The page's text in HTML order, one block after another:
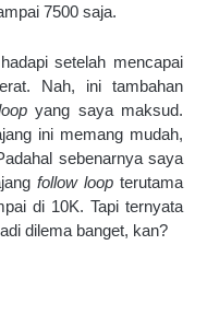
7500 saja.
setelah mencapai
Nah, ini tambahan
yang saya maksud.
ini memang mudah,
sebenarnya saya
follow loop
di 10K. Tapi ternyata
dilema banget, kan?